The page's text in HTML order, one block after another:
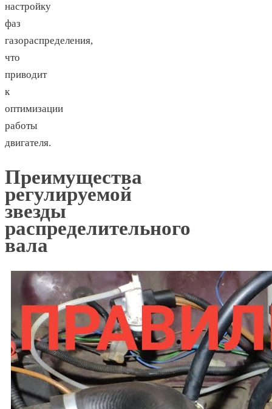
настройку
фаз
газораспределения,
что
приводит
к
оптимизации
работы
двигателя.
Преимущества
регулируемой
звезды
распределительного
вала